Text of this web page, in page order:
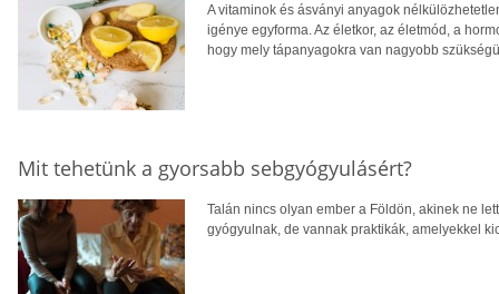
A vitaminok és ásványi anyagok
igénye egyforma. Az életkor, az életmód, a
hogy mely tápanyagokra van nagyobb
Mit tehetünk a gyorsabb sebgyógyulásért?
Talán nincs olyan ember a Földön, akinek ne
gyógyulnak, de vannak praktikák, amelyekkel